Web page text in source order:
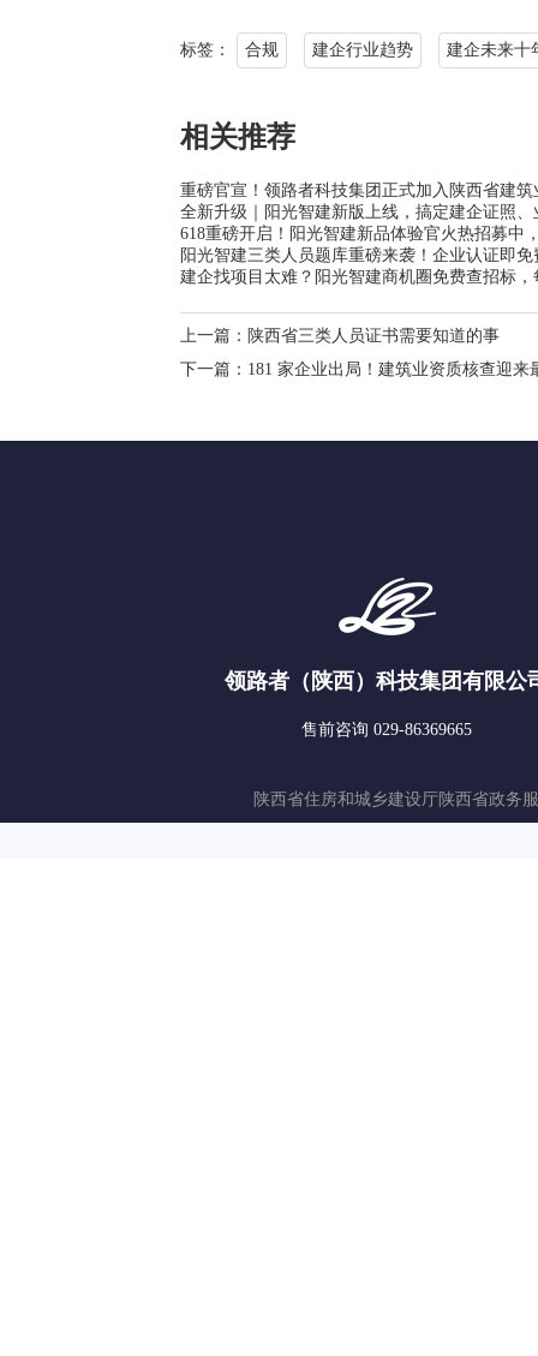
标签： 合规 建企行业趋势 建企未来十
相关推荐
重磅官宣！领路者科技集团正式加入陕西省建筑
全新升级｜阳光智建新版上线，搞定建企证照
618重磅开启！阳光智建新品体验官火热招募中
阳光智建三类人员题库重磅来袭！企业认证即
建企找项目太难？阳光智建商机圈免费查招标
上一篇： 陕西省三类人员证书需要知道的事
下一篇： 181 家企业出局！建筑业资质核查迎来
领路者（陕西）科技集团有限公
售前咨询 029-86369665
陕西省住房和城乡建设厅陕西省政务